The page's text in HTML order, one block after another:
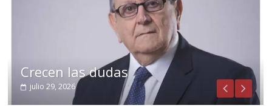
Crecen las dudas
julio 29, 2026